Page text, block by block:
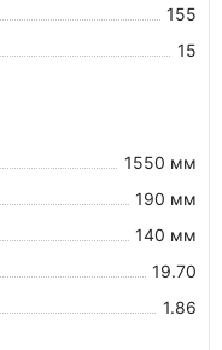
155
15
1550 мм
190 мм
140 мм
19.70
1.86